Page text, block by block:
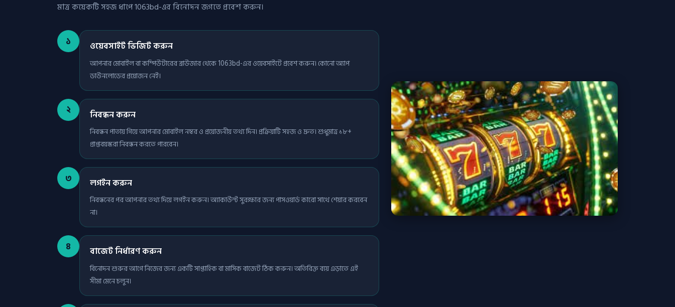
মাত্র কয়েকটি সহজ ধাপে 1063bd-এর বিনোদন জগতে প্রবেশ করুন।
১ ওয়েবসাইট ভিজিট করুন
আপনার মোবাইল বা কম্পিউটারের ব্রাউজার থেকে 1063bd-এর ওয়েবসাইটে প্রবেশ করুন। কোনো অ্যাপ
ডাউনলোডের প্রয়োজন নেই।
২ নিবন্ধন করুন
নিবন্ধন পাতায় গিয়ে আপনার মোবাইল নম্বর ও প্রয়োজনীয় তথ্য দিন। প্রক্রিয়াটি সহজ ও দ্রুত। শুধুমাত্র ১৮+
প্রাপ্তবয়স্করা নিবন্ধন করতে পারবেন।
৩ লগইন করুন
নিবন্ধনের পর আপনার তথ্য দিয়ে লগইন করুন। অ্যাকাউন্ট সুরক্ষার জন্য পাসওয়ার্ড কারো সাথে শেয়ার করবেন
না।
৪ বাজেট নির্ধারণ করুন
বিনোদন শুরুর আগে নিজের জন্য একটি সাপ্তাহিক বা মাসিক বাজেট ঠিক করুন। অতিরিক্ত ব্যয় এড়াতে এই
সীমা মেনে চলুন।